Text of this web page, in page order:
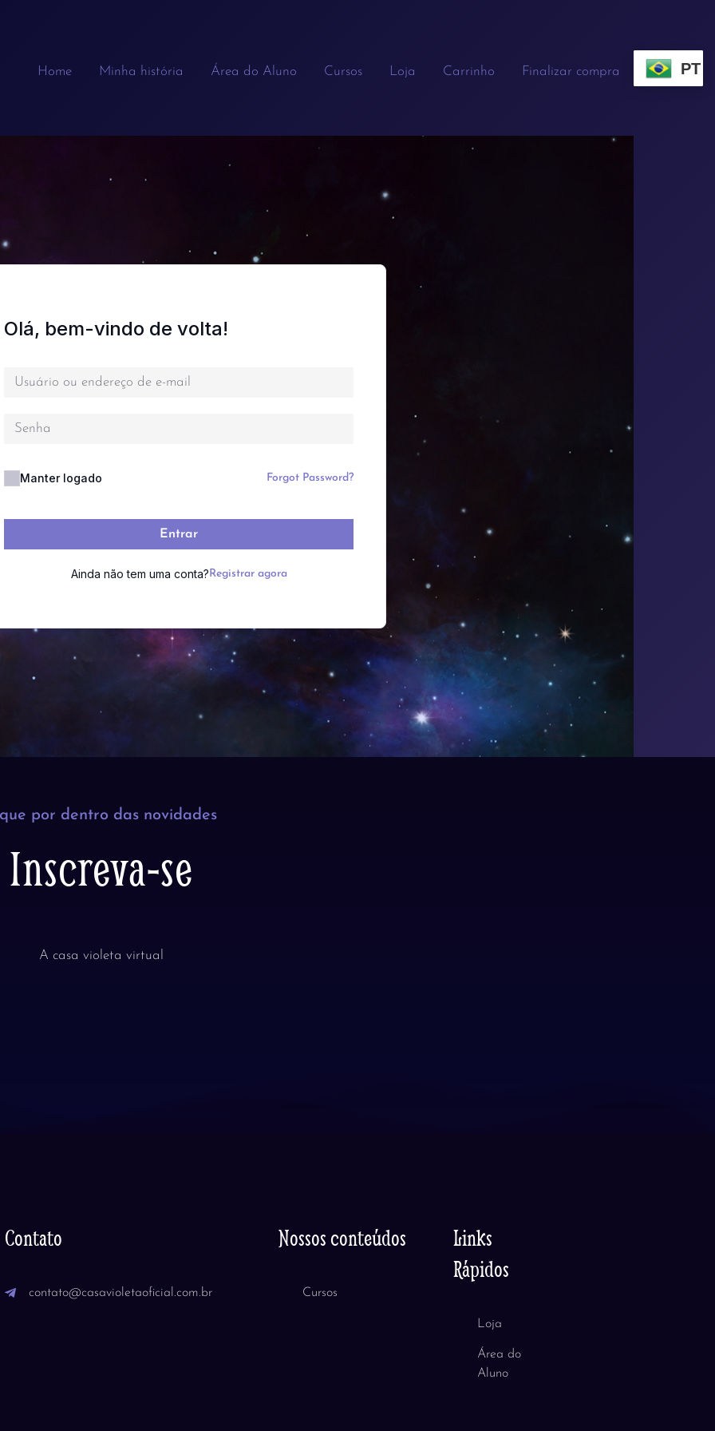
Home Minha história Área do Aluno Cursos Loja Carrinho Finalizar compra PT
Olá, bem-vindo de volta!
Manter logado Forgot Password?
Entrar
Ainda não tem uma conta? Registrar agora
por dentro das novidades
Inscreva-se
A casa violeta virtual
Contato
contato@casavioletaoficial.com.br
Nossos conteúdos
Cursos
Links
Rápidos
Loja
Área do
Aluno